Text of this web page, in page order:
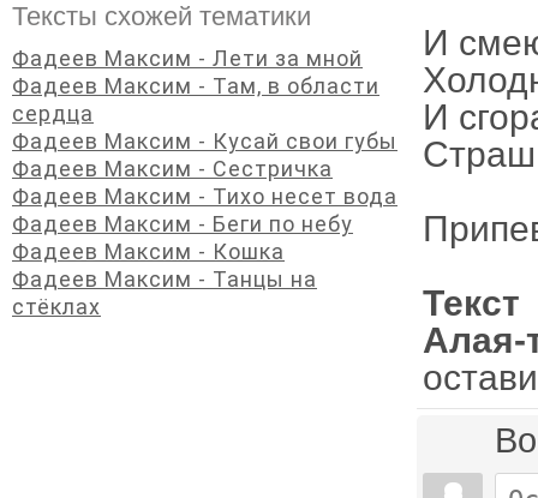
И
И
Алая-
Тексты схожей тематики
Фадеев Максим - Лети за мной
Фадеев Максим - Там, в области
сердца
Фадеев Максим - Кусай свои губы
Фадеев Максим - Сестричка
Фадеев Максим - Тихо несет вода
Фадеев Максим - Беги по небу
Фадеев Максим - Кошка
Фадеев Максим - Танцы на
стёклах